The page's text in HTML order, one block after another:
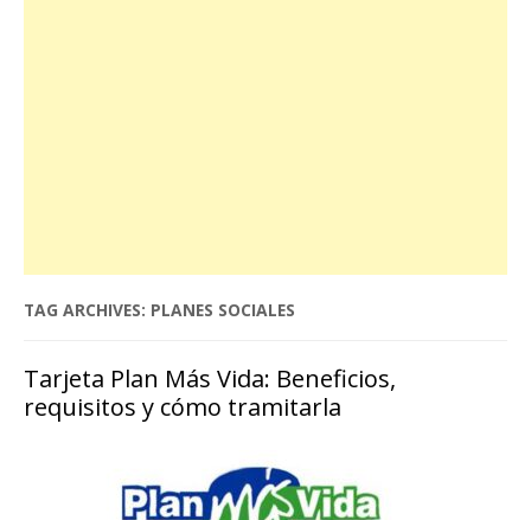
TAG ARCHIVES: PLANES SOCIALES
Tarjeta Plan Más Vida: Beneficios,
requisitos y cómo tramitarla